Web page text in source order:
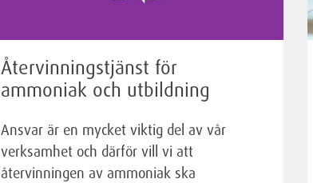
Återvinningstjänst för
ammoniak och utbildning
Ansvar är en mycket viktig del av vår
verksamhet och därför vill vi att
återvinningen av ammoniak ska